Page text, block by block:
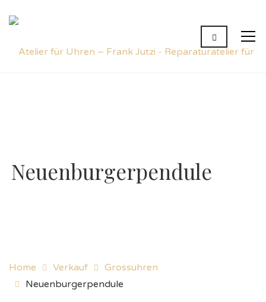
Neuenburgerpendule
Home Verkauf
Grossuhren
Neuenburgerpendule